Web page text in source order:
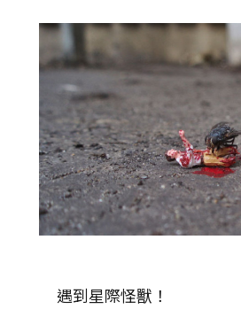
遇到星際怪獸！